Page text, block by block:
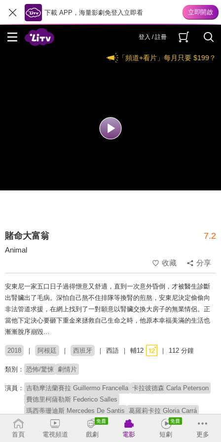
下載 APP，海量影劇免登入立即看
登入 / 註冊
「頻道+看片」每月只要 $199？
賭命大富翁 7.2
Animal
收藏
分享
安東尼一家五口日子過得愜意又舒適，直到一次意外昏倒，才被醫生診斷
出腎臟出了毛病。深怕自己熬不住排隊等換腎的煎熬，安東尼決定偷偷向
非法管道求援，在網上找到了一對願意以腎臟交換大房子的無業情侶。正
當他下定決心要砸下重金來拯救自己生命之時，他原本幸福美滿的生活也
漸漸脫序崩毀…
2018 阿根廷 西班牙 西語 輔12 112 分鐘
類別： 恐怖/驚悚 劇情片
演員： 吉勒摩法蘭賽拉 Guillermo Francella 卡拉彼德森 Carla Peterson
費德里柯薩勒斯 Federico Salles
瑪西蒂珊迪斯 Mercedes De Santis 葛羅莉卡拉 Gloria Carrá
馬塞洛蘇比奧托 Marcelo Subiotto
瑪約奇卡 Majo Chicar
華金弗拉米尼 Joaquín Flammini
阿里爾斯塔爾塔里 Ariel Staltari
首頁 電視頻道 戲劇 電影 短劇 更多